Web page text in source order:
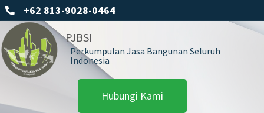
+62 813-9028-0464
PJBSI
Perkumpulan Jasa Bangunan Seluruh
Indonesia
Hubungi Kami